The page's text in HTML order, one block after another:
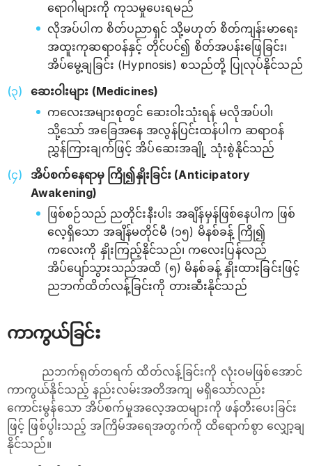
ရောဂါများကို ကုသမှုပေးရမည်
လိုအပ်ပါက စိတ်ပညာရှင် သို့မဟုတ် စိတ်ကျန်းမာရေး
အထူးကုဆရာဝန်နှင့် တိုင်ပင်၍ စိတ်အပန်းဖြေခြင်း၊
အိပ်မွေ့ချခြင်း (Hypnosis) စသည်တို့ ပြုလုပ်နိုင်သည်
ဆေးဝါးများ (Medicines)
ကလေးအများစုတွင် ဆေးဝါးသုံးရန် မလိုအပ်ပါ၊
သို့သော် အခြေအနေ အလွန်ပြင်းထန်ပါက ဆရာဝန်
ညွှန်ကြားချက်ဖြင့် အိပ်ဆေးအချို့ သုံးစွဲနိုင်သည်
အိပ်စက်နေရာမှ ကြို၍နှိုးခြင်း (Anticipatory
Awakening)
ဖြစ်စဉ်သည် ညတိုင်းနီးပါး အချိန်မှန်ဖြစ်နေပါက ဖြစ်
လေ့ရှိသော အချိန်မတိုင်မီ (၁၅) မိနစ်ခန့် ကြို၍
ကလေးကို နှိုးကြည့်နိုင်သည်၊ ကလေးပြန်လည်
အိပ်ပျော်သွားသည်အထိ (၅) မိနစ်ခန့် နှိုးထားခြင်းဖြင့်
ညဘက်ထိတ်လန့်ခြင်းကို တားဆီးနိုင်သည်
ကာကွယ်ခြင်း
ညဘက်ရုတ်တရက် ထိတ်လန့်ခြင်းကို လုံးဝမဖြစ်အောင်
ကာကွယ်နိုင်သည့် နည်းလမ်းအတိအကျ မရှိသော်လည်း
ကောင်းမွန်သော အိပ်စက်မှုအလေ့အထများကို ဖန်တီးပေးခြင်း
ဖြင့် ဖြစ်ပွါးသည့် အကြိမ်အရေအတွက်ကို ထိရောက်စွာ လျှော့ချ
နိုင်သည်။